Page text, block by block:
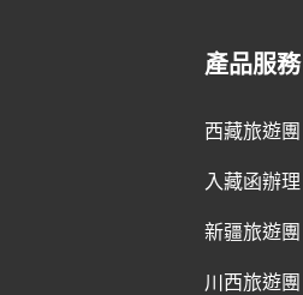
產品服務
西藏旅遊團
入藏函辦理
新疆旅遊團
川西旅遊團